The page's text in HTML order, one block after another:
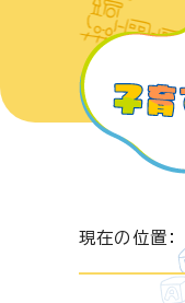
現在の位置：